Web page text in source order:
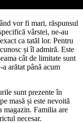
vor fi mari, răspunsul
vârstei, ne-au
ca tatăl lor. Pentru
și îl admiră. Este
cât de limitate sunt
arătat până acum
sunt prezente în
masă și este nevoită
magazin. Familia are
necesar.